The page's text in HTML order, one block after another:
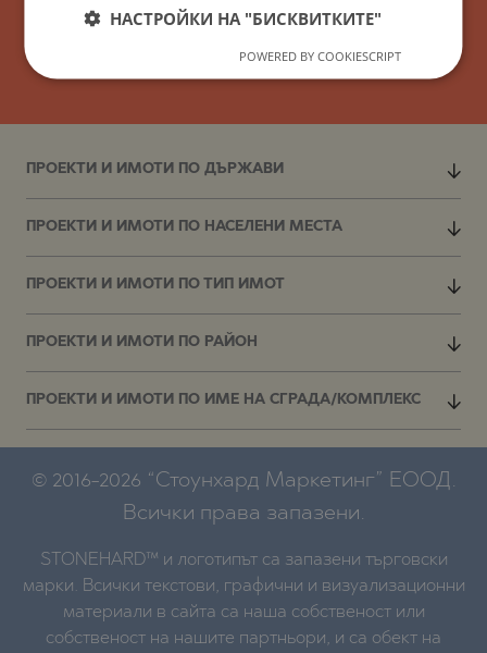
АБОНИРАЙТЕ СЕ!
ПРОЕКТИ И ИМОТИ ПО ДЪРЖАВИ
ПРОЕКТИ И ИМОТИ ПО НАСЕЛЕНИ МЕСТА
ПРОЕКТИ И ИМОТИ ПО ТИП ИМОТ
ПРОЕКТИ И ИМОТИ ПО РАЙОН
ПРОЕКТИ И ИМОТИ ПО ИМЕ НА СГРАДА/КОМПЛЕКС
© 2016-2026 “Стоунхард Маркетинг” ЕООД.
Всички права запазени.
STONEHARD™ и логотипът са запазени търговски
марки. Всички текстови, графични и визуализационни
материали в сайта са наша собственост или
собственост на нашите партньори, и са обект на
НАСТРОЙКИ НА "БИСКВИТКИТЕ"
POWERED BY COOKIESCRIPT